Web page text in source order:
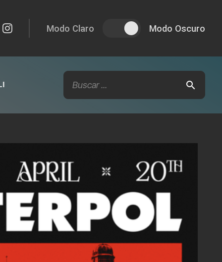
Modo Claro Modo Oscuro